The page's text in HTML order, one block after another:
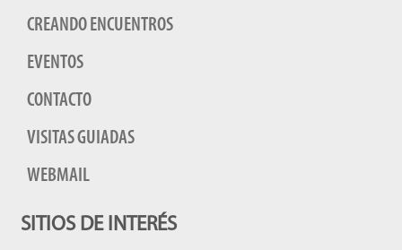
CREANDO ENCUENTROS
EVENTOS
CONTACTO
VISITAS GUIADAS
WEBMAIL
SITIOS DE INTERÉS